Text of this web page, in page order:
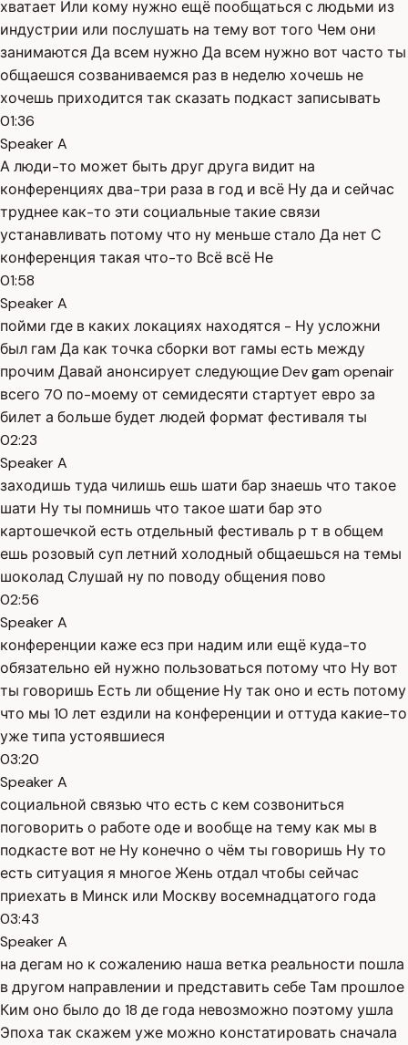
хватает Или кому нужно ещё пообщаться с людьми из
индустрии или послушать на тему вот того Чем они
занимаются Да всем нужно Да всем нужно вот часто ты
общаешся созваниваемся раз в неделю хочешь не
хочешь приходится так сказать подкаст записывать
01:36
Speaker A
А люди-то может быть друг друга видит на
конференциях два-три раза в год и всё Ну да и сейчас
труднее как-то эти социальные такие связи
устанавливать потому что ну меньше стало Да нет С
конференция такая что-то Всё всё Не
01:58
Speaker A
пойми где в каких локациях находятся - Ну усложни
был гам Да как точка сборки вот гамы есть между
прочим Давай анонсирует следующие Dev gam openair
всего 70 по-моему от семидесяти стартует евро за
билет а больше будет людей формат фестиваля ты
02:23
Speaker A
заходишь туда чилишь ешь шати бар знаешь что такое
шати Ну ты помнишь что такое шати бар это
картошечкой есть отдельный фестиваль р т в общем
ешь розовый суп летний холодный общаешься на темы
шоколад Слушай ну по поводу общения пово
02:56
Speaker A
конференции каже есз при надим или ещё куда-то
обязательно ей нужно пользоваться потому что Ну вот
ты говоришь Есть ли общение Ну так оно и есть потому
что мы 10 лет ездили на конференции и оттуда какие-то
уже типа устоявшиеся
03:20
Speaker A
социальной связью что есть с кем созвониться
поговорить о работе оде и вообще на тему как мы в
подкасте вот не Ну конечно о чём ты говоришь Ну то
есть ситуация я многое Жень отдал чтобы сейчас
приехать в Минск или Москву восемнадцатого года
03:43
Speaker A
на дегам но к сожалению наша ветка реальности пошла
в другом направлении и представить себе Там прошлое
Ким оно было до 18 де года невозможно поэтому ушла
Эпоха так скажем уже можно констатировать сначала